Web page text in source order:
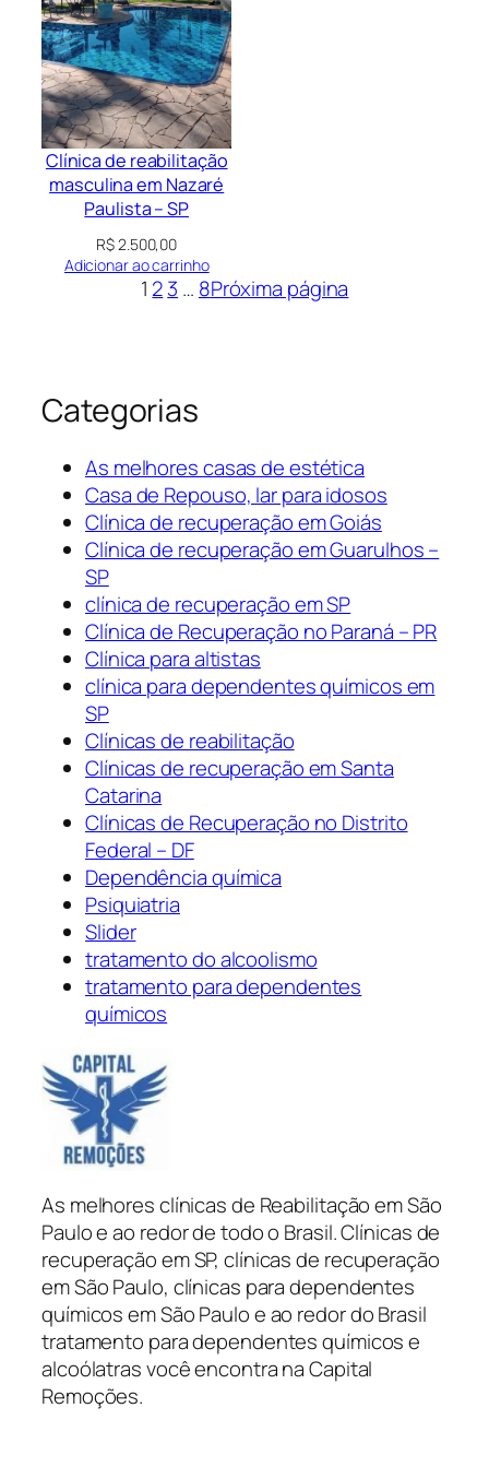
Clínica de reabilitação
masculina em Nazaré
Paulista – SP
R$2.500,00
Adicionar ao carrinho
1 23 … 8Próxima página
Categorias
As melhores casas de estética
Casa de Repouso, lar para idosos
Clínica de recuperação em Goiás
Clínica de recuperação em Guarulhos –
SP
clínica de recuperação em SP
Clínica de Recuperação no Paraná – PR
Clínica para altistas
clínica para dependentes químicos em
SP
Clínicas de reabilitação
Clínicas de recuperação em Santa
Catarina
Clínicas de Recuperação no Distrito
Federal – DF
Dependência química
Psiquiatria
Slider
tratamento do alcoolismo
tratamento para dependentes
químicos
As melhores clínicas de Reabilitação em São
Paulo e ao redor de todo o Brasil. Clínicas de
recuperação em SP, clínicas de recuperação
em São Paulo, clínicas para dependentes
químicos em São Paulo e ao redor do Brasil
tratamento para dependentes químicos e
alcoólatras você encontra na Capital
Remoções.